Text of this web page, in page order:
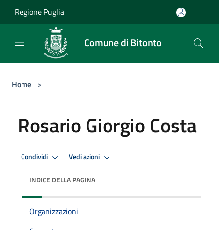
Regione Puglia
Comune di Bitonto
Home >
Rosario Giorgio Costa
Condividi Vedi azioni
INDICE DELLA PAGINA
Organizzazioni